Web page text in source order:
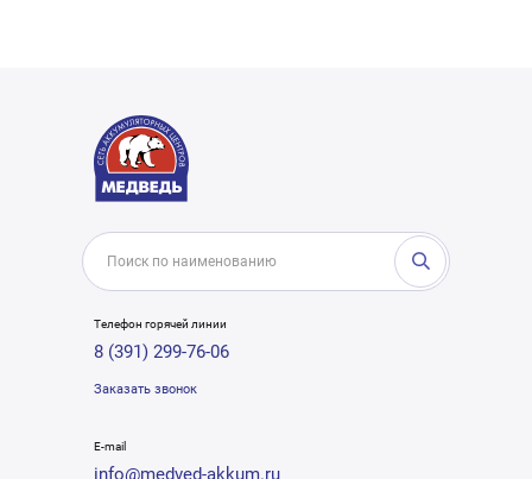
Телефон горячей линии
8 (391) 299-76-06
Заказать звонок
E-mail
info@medved-akkum.ru